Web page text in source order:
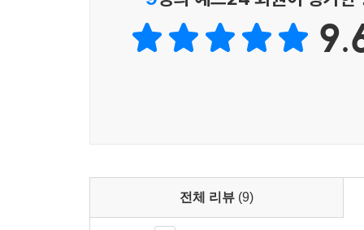
들리는 단어만으로 내용을 추측하는 추리게임은
의미 덩어리를 듣는 ‘구문 듣기 훈련’으로 직청직
안내 방송, 광고, 일상 대화, 뉴스, 연설, 토익 L/C까
다양한 리스닝 콘텐츠로 폭넓은 어휘와 어조에 익
전체 리뷰 (9)